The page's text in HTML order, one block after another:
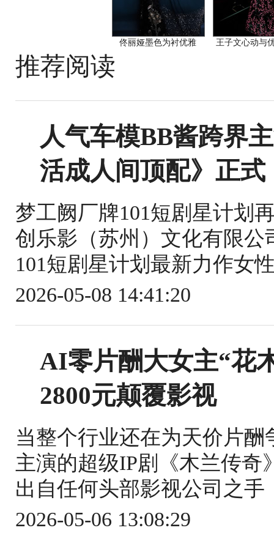
佟丽娅墨色为衬优雅 王子文心动与
推荐阅读
人气车模BB酱跨界
活成人间顶配》正式
梦工阙厂牌101短剧星计划
创乐影（苏州）文化有限
101短剧星计划最新力作女
2026-05-08 14:41:20
AI零片酬大女主“花
2800元颠覆影视
当整个行业还在为天价片
主演的超级IP剧《木兰传奇
出自任何头部影视公司之
2026-05-06 13:08:29